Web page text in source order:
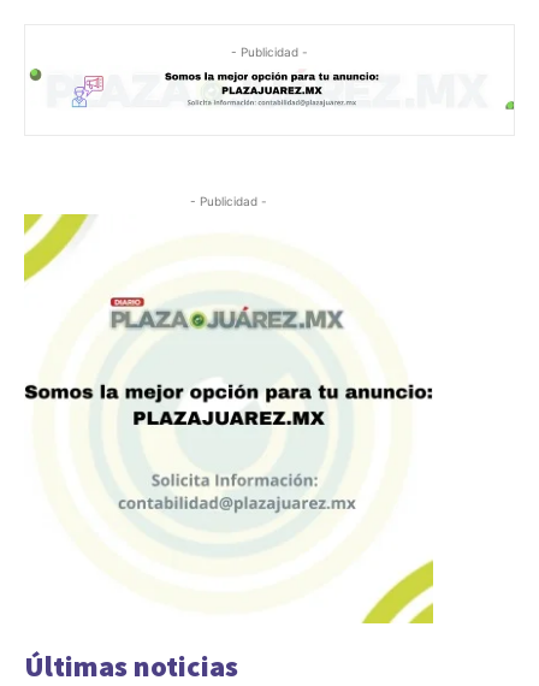
- Publicidad -
- Publicidad -
Últimas noticias